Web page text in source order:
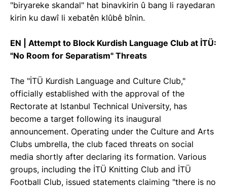
"biryareke skandal" hat binavkirin û bang li rayedaran
kirin ku dawî li xebatên klûbê bînin.
EN | Attempt to Block Kurdish Language Club at İTÜ:
"No Room for Separatism" Threats
The "İTÜ Kurdish Language and Culture Club,"
officially established with the approval of the
Rectorate at Istanbul Technical University, has
become a target following its inaugural
announcement. Operating under the Culture and Arts
Clubs umbrella, the club faced threats on social
media shortly after declaring its formation. Various
groups, including the İTÜ Knitting Club and İTÜ
Football Club, issued statements claiming "there is no